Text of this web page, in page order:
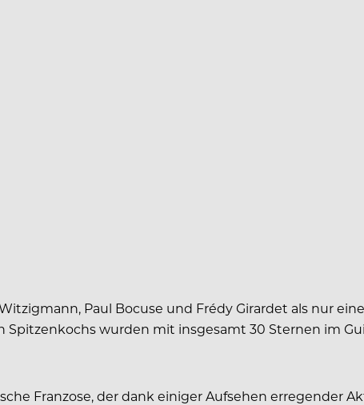
Paul Bocuse und Frédy Girardet als nur
Spitzenkochs wurden mit insgesamt 30 Sternen im
Franzose, der dank einiger Aufsehen erregender